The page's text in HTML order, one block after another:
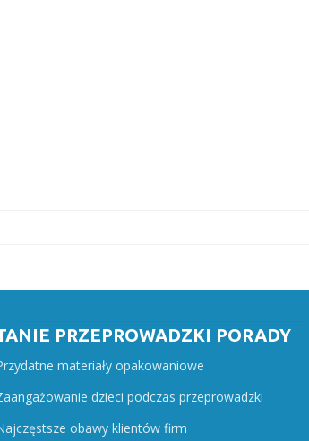
PRZEPROWADZKI PORADY
materiały opakowaniowe
dzieci podczas przeprowadzki
obawy klientów firm